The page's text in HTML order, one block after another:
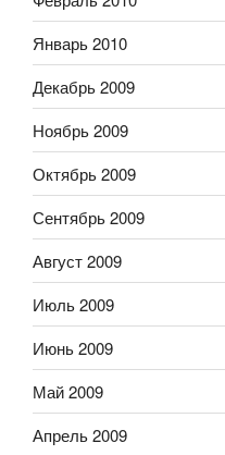
Январь 2010
Декабрь 2009
Ноябрь 2009
Октябрь 2009
Сентябрь 2009
Август 2009
Июль 2009
Июнь 2009
Май 2009
Апрель 2009